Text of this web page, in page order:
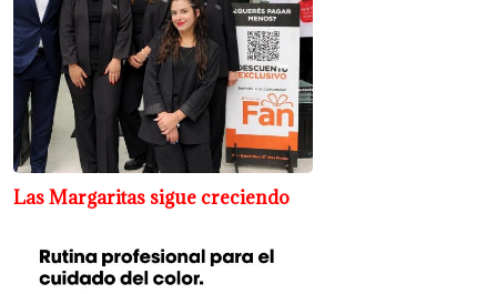
Las Margaritas sigue creciendo